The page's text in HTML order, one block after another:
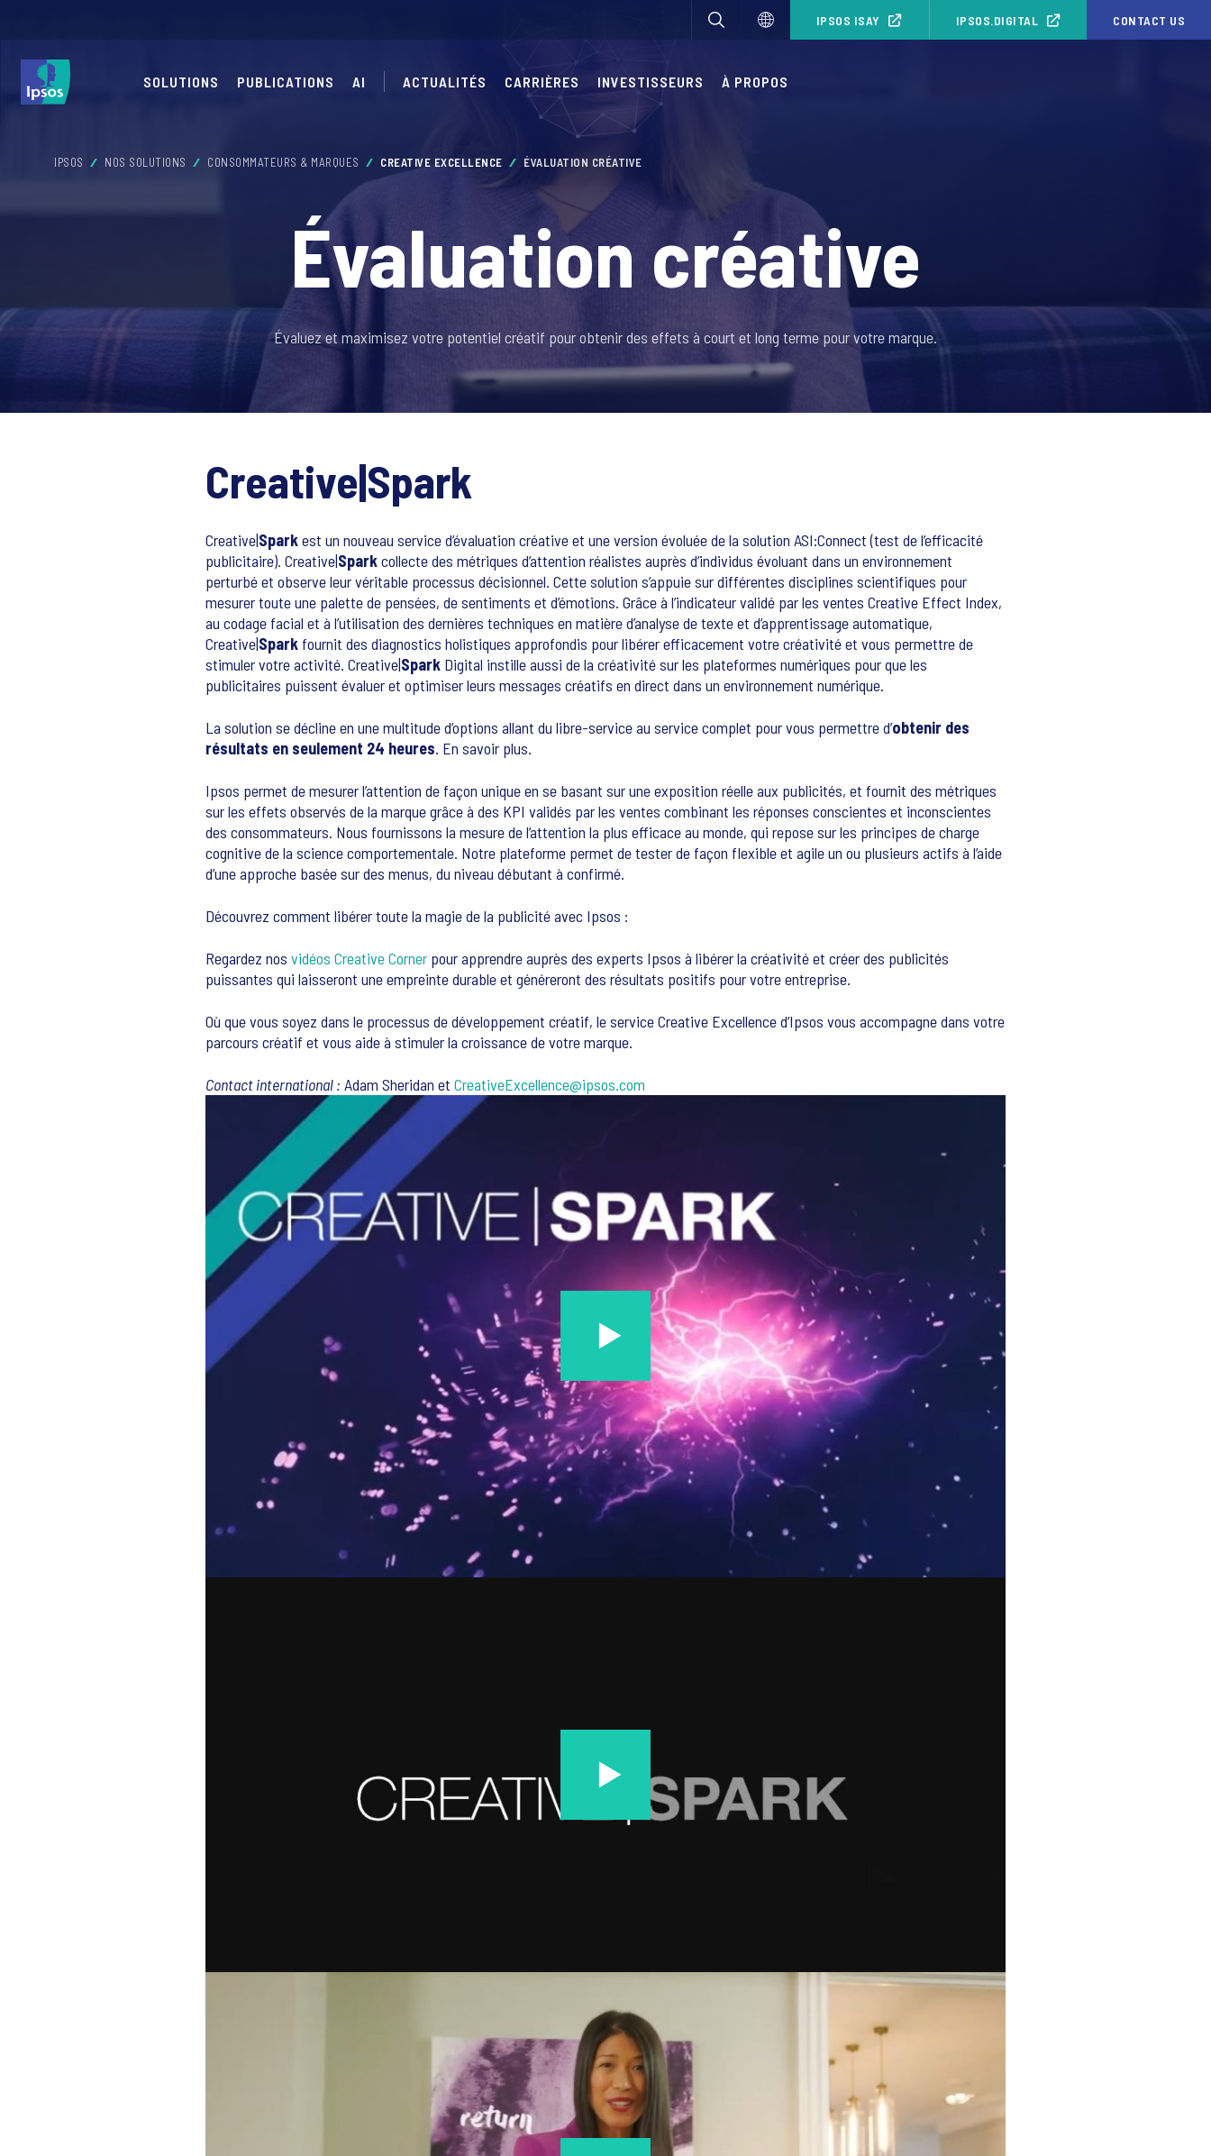
IPSOS ISAY IPSOS.DIGITAL CONTACT US
SOLUTIONS PUBLICATIONS AI ACTUALITÉS CARRIÈRES INVESTISSEURS À PROPOS
IPSOS NOS SOLUTIONS CONSOMMATEURS & MARQUES CREATIVE EXCELLENCE ÉVALUATION CRÉATIVE
Évaluation créative
Évaluez et maximisez votre potentiel créatif pour obtenir des effets à court et long terme pour votre marque.
Creative|Spark
Creative|Sparkest un nouveau service d’évaluation créative et une version évoluée de la solution ASI:Connect (test de l’efficacité
publicitaire). Creative|Sparkcollecte des métriques d’attention réalistes auprès d’individus évoluant dans un environnement
perturbé et observe leur véritable processus décisionnel. Cette solution s’appuie sur différentes disciplines scientifiques pour
mesurer toute une palette de pensées, de sentiments et d’émotions. Grâce à l’indicateur validé par les ventes Creative Effect Index,
au codage facial et à l’utilisation des dernières techniques en matière d’analyse de texte et d’apprentissage automatique,
Creative|Spark fournit des diagnostics holistiques approfondis pour libérer efficacement votre créativité et vous permettre de
stimuler votre activité. Creative|Spark Digital instille aussi de la créativité sur les plateformes numériques pour que les
publicitaires puissent évaluer et optimiser leurs messages créatifs en direct dans un environnement numérique.
La solution se décline en une multitude d’options allant du libre-service au service complet pour vous permettre d’obtenir des
résultats en seulement 24 heures. En savoir plus.
Ipsos permet de mesurer l’attention de façon unique en se basant sur une exposition réelle aux publicités, et fournit des métriques
sur les effets observés de la marque grâce à des KPI validés par les ventes combinant les réponses conscientes et inconscientes
des consommateurs. Nous fournissons la mesure de l’attention la plus efficace au monde, qui repose sur les principes de charge
cognitive de la science comportementale. Notre plateforme permet de tester de façon flexible et agile un ou plusieurs actifs à l’aide
d’une approche basée sur des menus, du niveau débutant à confirmé.
Découvrez comment libérer toute la magie de la publicité avec Ipsos :
Regardez nos vidéos Creative Corner pour apprendre auprès des experts Ipsos à libérer la créativité et créer des publicités
puissantes qui laisseront une empreinte durable et généreront des résultats positifs pour votre entreprise.
Où que vous soyez dans le processus de développement créatif, le service Creative Excellence d’Ipsos vous accompagne dans votre
parcours créatif et vous aide à stimuler la croissance de votre marque.
Contact international : Adam Sheridan et CreativeExcellence@ipsos.com